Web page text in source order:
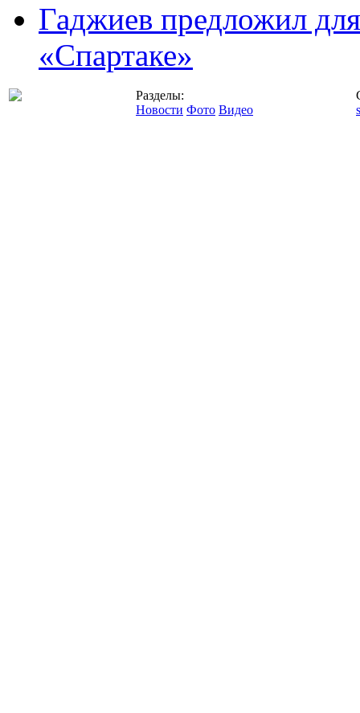
Гаджиев предложил
«Спартаке»
Разделы:
Новости Фото Видео